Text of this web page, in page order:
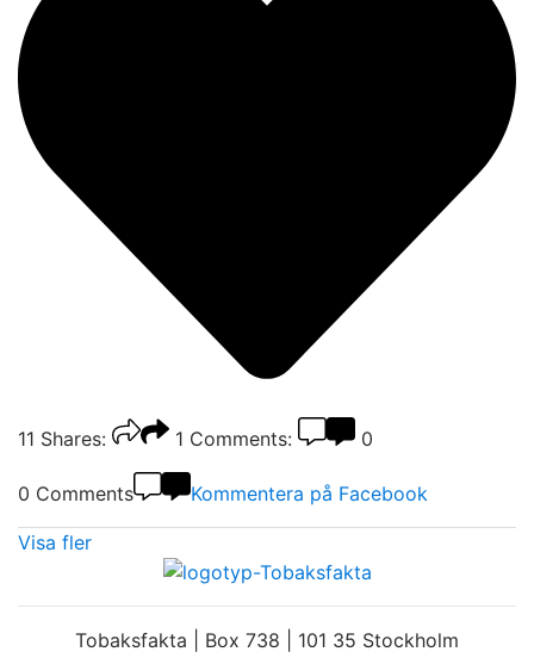
11 Shares: 1 Comments: 0
0 Comments Kommentera på Facebook
Visa fler
Tobaksfakta | Box 738 | 101 35 Stockholm